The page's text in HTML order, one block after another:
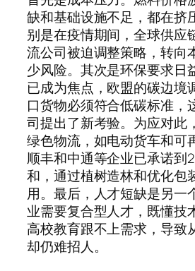
缺和基础设施不足，都在挤
别是在疫情期间，全球供应
流公司被迫调整策略，转向
少风险。其次是环保要求日
已成为焦点，欧盟的碳边境
口货物必须符合低碳标准，
司提出了新考验。为应对此
绿色物流，如电动货车和可
顺丰和中通等企业已承诺到
和，通过植树造林和优化包
用。最后，人才短缺是另一
业需要复合型人才，既懂技
高校教育跟不上需求，导致
却仍难招人。